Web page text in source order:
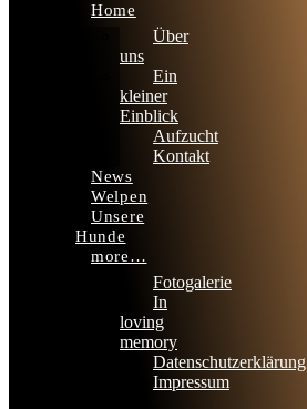
Home
Über
uns
Ein
kleiner
Einblick
Aufzucht
Kontakt
News
Welpen
Unsere
Hunde
more…
Fotogalerie
In
loving
memory
Datenschutzerklärung
Impressum